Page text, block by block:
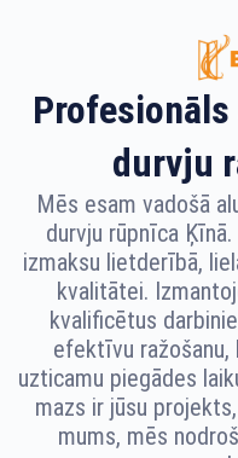
durvju
Mēs esam vadošā
durvju rūpnīca
izmaksu lietderībā,
kvalitātei.
kvalificētus
efektīvu ražošanu,
uzticamu piegādes
mazs ir jūsu
mums, mēs